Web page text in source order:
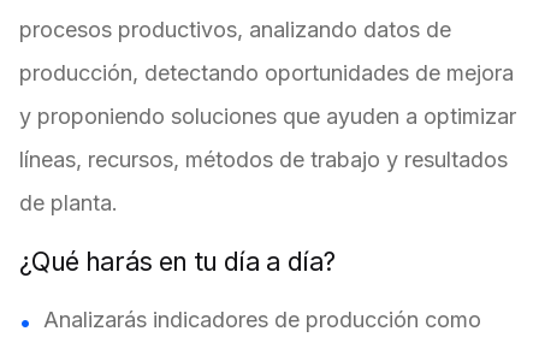
procesos productivos, analizando datos de
producción, detectando oportunidades de mejora
y proponiendo soluciones que ayuden a optimizar
líneas, recursos, métodos de trabajo y resultados
de planta.
¿Qué harás en tu día a día?
Analizarás indicadores de producción como